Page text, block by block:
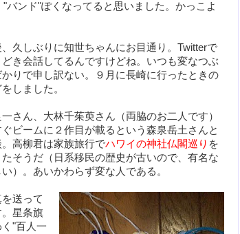
バンド"ぽくなってると思いました。かっこよ
久しぶりに知世ちゃんにお目通り。Twitterで
どき会話してるんですけどね。いつも変なつぶ
りで申し訳ない。９月に長崎に行ったときの
しました。
さん、大林千茱萸さん（両脇のお二人です）
ぐビームに２作目が載るという森泉岳土さんと
高柳君は家族旅行でハワイの神社仏閣巡り を
たそうだ（日系移民の歴史が古いので、有名な
）。あいかわらず変な人である。
送って
星条旗
"百人一